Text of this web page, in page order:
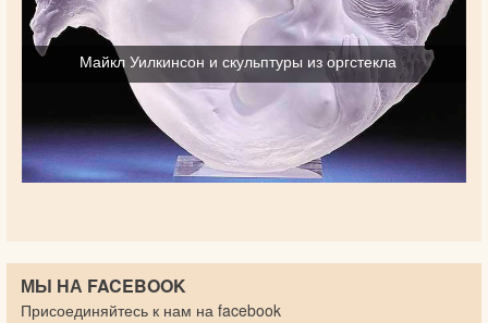
Майкл Уилкинсон и скульптуры из оргстекла
МЫ НА FACEBOOK
Присоединяйтесь к нам на facebook